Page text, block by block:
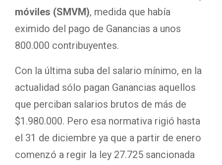
móviles (SMVM), medida que había
eximido del pago de Ganancias a unos
800.000 contribuyentes.
Con la última suba del salario mínimo, en la
actualidad sólo pagan Ganancias aquellos
que perciban salarios brutos de más de
$1.980.000. Pero esa normativa rigió hasta
el 31 de diciembre ya que a partir de enero
comenzó a regir la ley 27.725 sancionada